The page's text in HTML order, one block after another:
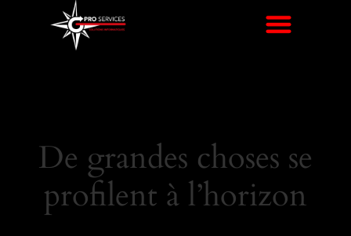
De grandes choses se
profilent à l’horizon